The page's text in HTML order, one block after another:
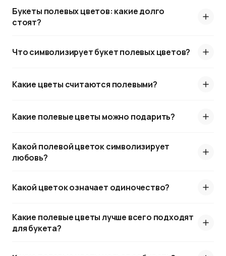
что делает их прекрасным выбором для
романтических подарков.
разнообразных народов имеет особое значение.
славянской культуре полевые цветы часто
жизненным циклом человека — от свадьбы до
В современной культуре полевые букеты
любую обстановку.
Полевых цветов букет имеет ряд других
Букеты полевых цветов: какие долго
стоят?
Что символизирует букет полевых цветов?
Какие цветы считаются полевыми?
Какие полевые цветы можно подарить?
Какой полевой цветок символизирует
любовь?
Какой цветок означает одиночество?
Какие полевые цветы лучше всего подходят
для букета?